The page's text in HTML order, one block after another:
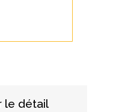
le détail